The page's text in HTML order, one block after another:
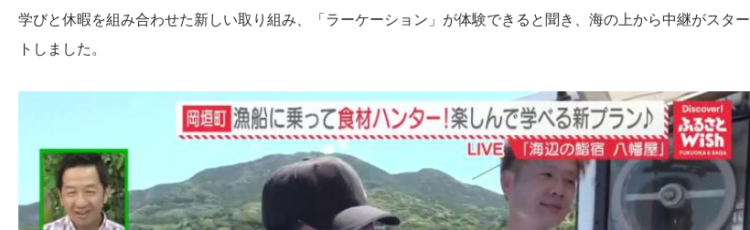
学びと休暇を組み合わせた新しい取り組み、「ラーケーション」が体験できると聞き、海の上から中継がスター
トしました。